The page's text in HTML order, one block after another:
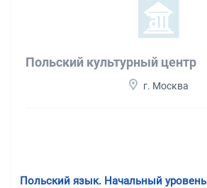
Польский культурный центр
г. Москва
Польский язык. Начальный уровень